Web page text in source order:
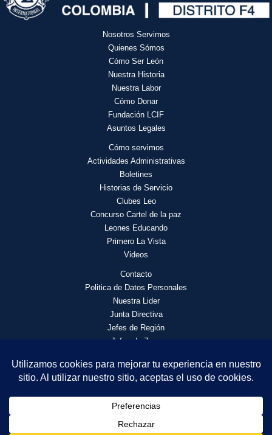
Nosotros Servimos
Quienes Sómos
Cómo Ser León
Nuestra Historia
Nuestra Labor
Cómo Donar
Fundación LCIF
Asuntos Legales
Cómo servimos
Actividades Administrativas
Boletines
Historias de Servicio
Clubes Leo
Concurso Cartel de la paz
Leones Educando
Primero La Vista
Videos
Contacto
Politica de Datos Personales
Nuestra Lider
Junta Directiva
Jefes de Región
Jefes de Zona
© 2026 Asociación de Clubes de Leones Distrito F4 | Todos los
DL Yaneth Raigoza Acuña - Gobernador 2026 - 2027 | PDG